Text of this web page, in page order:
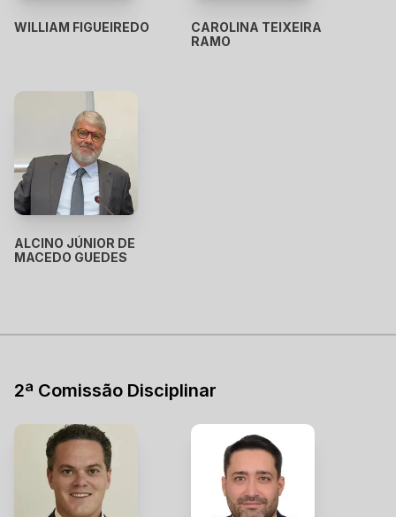
WILLIAM FIGUEIREDO
CAROLINA TEIXEIRA
RAMO
ALCINO JÚNIOR DE
MACEDO GUEDES
2ª Comissão Disciplinar